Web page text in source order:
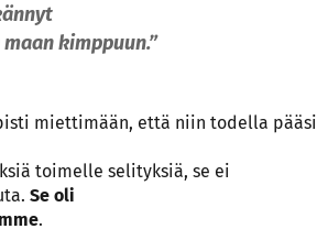
kimppuun.”
miettimään, että niin todella pääsi
toimelle selityksiä, se ei
Se oli
.